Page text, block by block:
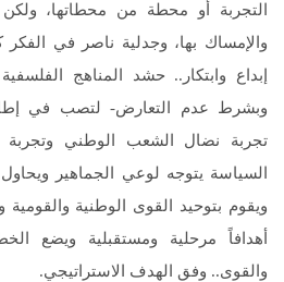
التجربة أو محطة من محطاتها، ولكن
والإمساك بها، وجدلية ناصر في
إبداع وابتكار.. حشد المناهج
وبشرط عدم التعارض- لتصب في
تجربة نضال الشعب الوطني وتجربة
السياسة يتوجه لوعي الجماهير
ويقوم بتوحيد القوى الوطنية
أهدافاً مرحلية ومستقبلية ويضع
والقوى.. وفق الهدف الاستراتيجي.